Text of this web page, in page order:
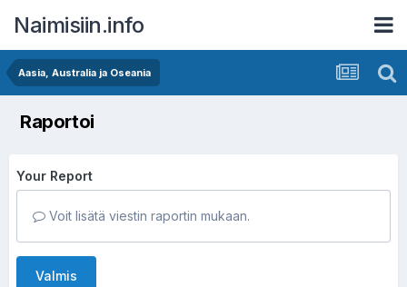
Naimisiin.info
Aasia, Australia ja Oseania
Raportoi
Your Report
Voit lisätä viestin raportin mukaan.
Valmis